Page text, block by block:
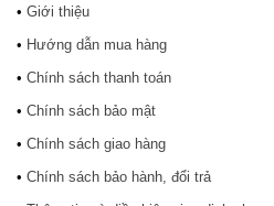
• Giới thiệu
• Hướng dẫn mua hàng
• Chính sách thanh toán
• Chính sách bảo mật
• Chính sách giao hàng
• Chính sách bảo hành, đổi trả